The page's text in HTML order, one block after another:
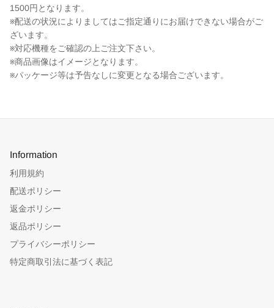
1500円となります。
※配送の状況によりましてはご指定通りにお届けできない場合がご
ざいます。
※対応機種をご確認の上ご注文下さい。
※商品画像はイメージとなります。
※パッケージ等は予告なしに変更となる場合ございます。
Information
利用規約
配送ポリシー
返金ポリシー
返品ポリシー
プライバシーポリシー
特定商取引法に基づく表記